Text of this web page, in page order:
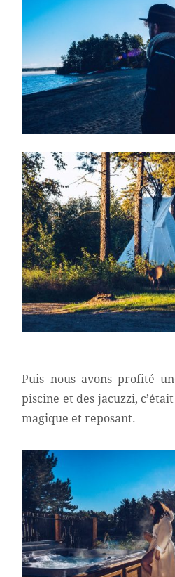
Puis nous avons profité
piscine et des jacuzzi,
magique et reposant.